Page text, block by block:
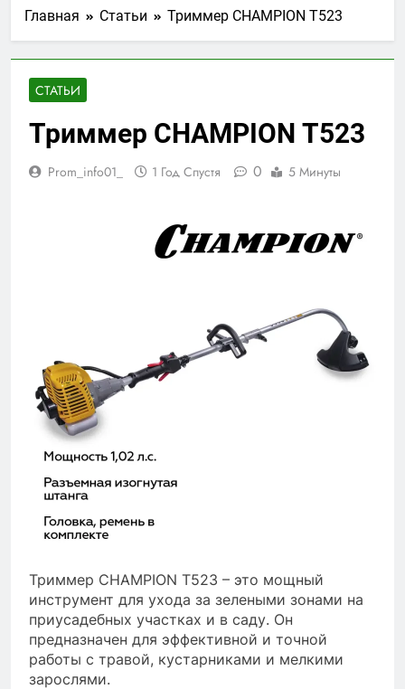
Главная Статьи Триммер CHAMPION Т523
СТАТЬИ
Триммер CHAMPION Т523
Prom_info01_ 1 Год Спустя 0 5 Минуты
Триммер CHAMPION Т523 – это мощный
инструмент для ухода за зелеными зонами на
приусадебных участках и в саду. Он
предназначен для эффективной и точной
работы с травой, кустарниками и мелкими
зарослями.